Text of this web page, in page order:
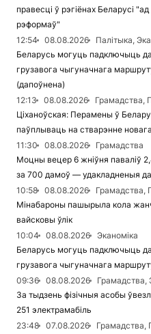
правесці ў рэгіёнах Беларусі
рэформаў"
12:54
08.08.2026
Палітыка,
Беларусь могуць падключыць
грузавога чыгуначнага
(дапоўнена)
12:13
08.08.2026
Грамадства,
Ціханоўская: Перамены ў
паўплываць на стварэнне
11:30
08.08.2026
Грамадства
Моцны вецер 6 жніўня паваліў
за 700 дамоў — удакладненыя
10:58
08.08.2026
Грамадства,
Мінабароны пашырыла кола
вайсковы ўлік
10:04
08.08.2026
Эканоміка
Беларусь могуць падключыць
грузавога чыгуначнага
09:36
08.08.2026
Грамадства,
За тыдзень фізічныя асобы
251 электрамабіль
23:48
07.08.2026
Грамадства,